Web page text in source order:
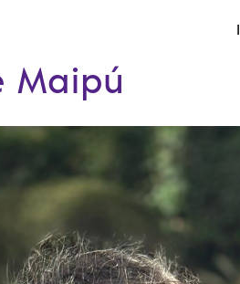
Maipú